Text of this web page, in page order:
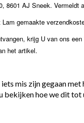
8601 AJ Sneek. Vermeldt
gemaakte
krijg U van ons
het artikel.
mis zijn gegaan
bekijken hoe we dit